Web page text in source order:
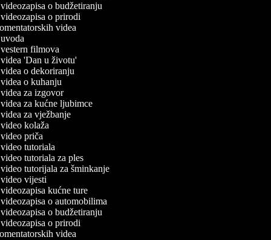
videozapisa o budžetiranju
videozapisa o prirodi
videa
uvoda
vestern filmova
videa 'Dan u životu'
videa o dekoriranju
videa o kuhanju
videa za izgovor
videa za kućne ljubimce
videa za vježbanje
video kolaža
video priča
video tutoriala
video tutoriala za ples
video tutorijala za šminkanje
video vijesti
videozapisa kućne ture
videozapisa o automobilima
videozapisa o budžetiranju
videozapisa o prirodi
videa